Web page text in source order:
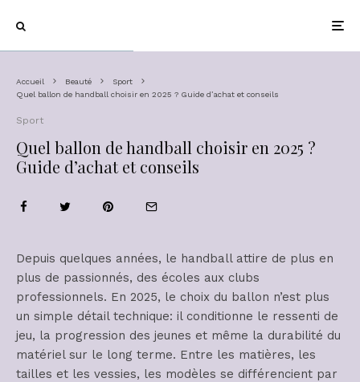
Accueil Beauté
Sport
Quel ballon de handball choisir en 2025 ? Guide d’achat et conseils
Sport
Quel ballon de handball choisir en 2025 ?
Guide d’achat et conseils
Depuis quelques années, le handball attire de plus en
plus de passionnés, des écoles aux clubs
professionnels. En 2025, le choix du ballon n’est plus
un simple détail technique: il conditionne le ressenti de
jeu, la progression des jeunes et même la durabilité du
matériel sur le long terme. Entre les matières, les
tailles et les vessies, les modèles se différencient par